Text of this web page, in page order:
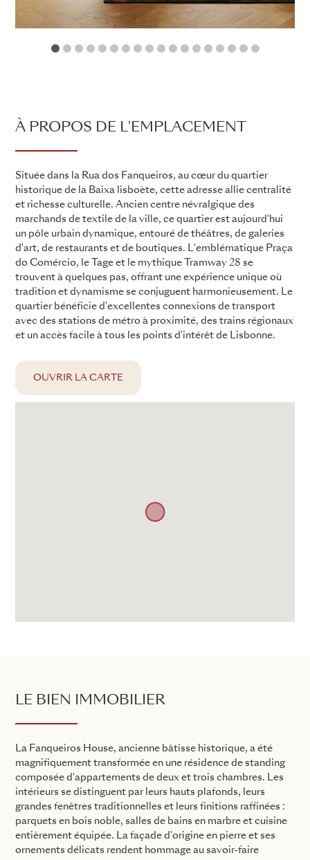
1 2 3 4 5 6 7 8 9 1011 12131415
À PROPOS DE L'EMPLACEMENT
Située dans la Rua dos Fanqueiros, au cœur du quartier
historique de la Baixa lisboète, cette adresse allie centralité
et richesse culturelle. Ancien centre névralgique des
marchands de textile de la ville, ce quartier est aujourd'hui
un pôle urbain dynamique, entouré de théâtres, de galeries
d'art, de restaurants et de boutiques. L'emblématique Praça
do Comércio, le Tage et le mythique Tramway 28 se
trouvent à quelques pas, offrant une expérience unique où
tradition et dynamisme se conjuguent harmonieusement. Le
quartier bénéficie d'excellentes connexions de transport
avec des stations de métro à proximité, des trains régionaux
et un accès facile à tous les points d'intérêt de Lisbonne.
OUVRIR LA CARTE
LE BIEN IMMOBILIER
La Fanqueiros House, ancienne bâtisse historique, a été
magnifiquement transformée en une résidence de standing
composée d'appartements de deux et trois chambres. Les
intérieurs se distinguent par leurs hauts plafonds, leurs
grandes fenêtres traditionnelles et leurs finitions raffinées :
parquets en bois noble, salles de bains en marbre et cuisine
entièrement équipée. La façade d'origine en pierre et ses
ornements délicats rendent hommage au savoir-faire